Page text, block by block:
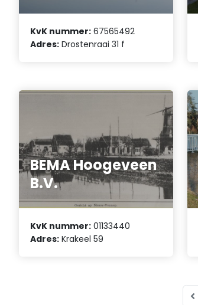
KvK nummer: 67565492
Adres: Drostenraai 31 f
BEMA Hoogeveen
B.V.
KvK nummer: 01133440
Adres: Krakeel 59